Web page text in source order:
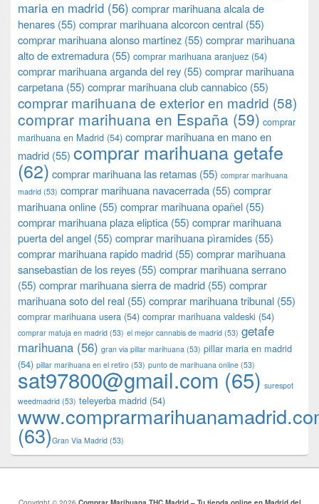
maria en madrid (56) comprar marihuana alcala de
henares (55) comprar marihuana alcorcon central (55)
comprar marihuana alonso martinez (55) comprar marihuana
alto de extremadura (55) comprar marihuana aranjuez (54)
comprar marihuana arganda del rey (55) comprar marihuana
carpetana (55) comprar marihuana club cannabico (55)
comprar marihuana de exterior en madrid (58)
comprar marihuana en España (59) comprar
marihuana en Madrid (54) comprar marihuana en mano en
madrid (55) comprar marihuana getafe
(62) comprar marihuana las retamas (55) comprar marihuana
madrid (53) comprar marihuana navacerrada (55) comprar
marihuana online (55) comprar marihuana opañel (55)
comprar marihuana plaza eliptica (55) comprar marihuana
puerta del angel (55) comprar marihuana pìramides (55)
comprar marihuana rapido madrid (55) comprar marihuana
sansebastian de los reyes (55) comprar marihuana serrano
(55) comprar marihuana sierra de madrid (55) comprar
marihuana soto del real (55) comprar marihuana tribunal (55)
comprar marihuana usera (54) comprar marihuana valdeski (54)
comprar matuja en madrid (53) el mejor cannabis de madrid (53) getafe
marihuana (56) gran via pillar marihuana (53) pillar maria en madrid
(54) pillar marihuana en el retiro (53) punto de marihuana online (53)
sat97800@gmail.com (65) surespot
weedmadrid (53) teleyerba madrid (54)
(63)​​Gran Via Madrid (53)